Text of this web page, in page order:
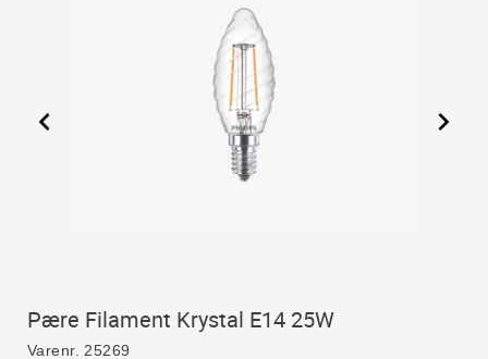
Pære Filament Krystal E14 25W
Varenr. 25269